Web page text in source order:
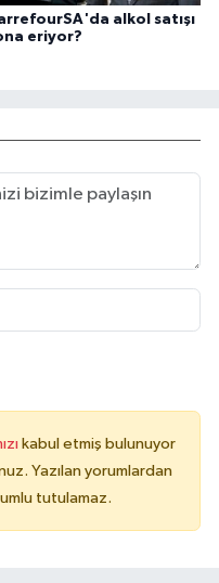
alkol satışı
eriyor?
kabul etmiş bulunuyor
Yazılan yorumlardan
tutulamaz.